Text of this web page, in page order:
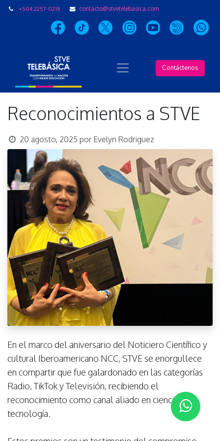
+504 2257-0218 contacto@stvetelebasica.com
Contáctenos
Reconocimientos a STVE
20 agosto, 2025 por Evelyn Rodriguez
En el marco del aniversario del Noticiero Científico y
cultural Iberoamericano NCC, STVE se enorgullece
en compartir que fue galardonado en las categorías
Radio, TikTok y Televisión, recibiendo el
reconocimiento como canal aliado en ciencia y
tecnología.